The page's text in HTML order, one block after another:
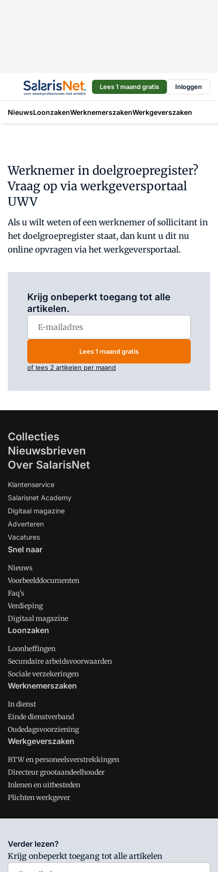
Lees 1 maand gratis Inloggen
NieuwsLoonzakenWerknemerszakenWerkgeverszaken
Werknemer in doelgroepregister?
Vraag op via werkgeversportaal
UWV
Als u wilt weten of een werknemer of sollicitant in
het doelgroepregister staat, dan kunt u dit nu
online opvragen via het werkgeversportaal.
Krijg onbeperkt toegang tot alle
artikelen.
Lees 1 maand gratis
of lees 2 artikelen per maand
Collecties
Nieuwsbrieven
Over SalarisNet
Klantenservice
Salarisnet Academy
Digitaal magazine
Adverteren
Vacatures
Snel naar
Nieuws
Voorbeelddocumenten
Faq's
Verdieping
Digitaal magazine
Loonzaken
Loonheffingen
Secundaire arbeidsvoorwaarden
Sociale verzekeringen
Werknemerszaken
In dienst
Einde dienstverband
Oudedagsvoorziening
Werkgeverszaken
BTW en personeelsverstrekkingen
Directeur grootaandeelhouder
Inlenen en uitbesteden
Plichten werkgever
Salarisnet is onderdeel van VMN media. Lees in
waar VMN media voor staat. Op gebruik van deze site zijn de
volgende regelingen van toepassing:Algemene Voorwaarden
Verder lezen?
Krijg onbeperkt toegang tot alle artikelen